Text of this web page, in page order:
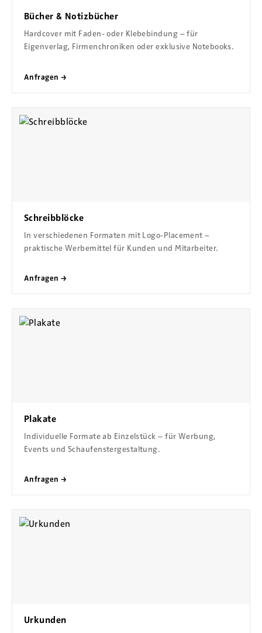
Bücher & Notizbücher
Hardcover mit Faden- oder Klebebindung – für
Eigenverlag, Firmenchroniken oder exklusive Notebooks.
Anfragen →
Schreibblöcke
In verschiedenen Formaten mit Logo-Placement –
praktische Werbemittel für Kunden und Mitarbeiter.
Anfragen →
Plakate
Individuelle Formate ab Einzelstück – für Werbung,
Events und Schaufenstergestaltung.
Anfragen →
Urkunden